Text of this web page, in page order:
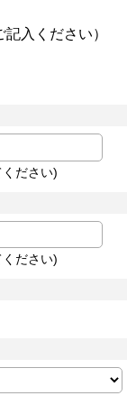
入ください）
ださい)
ださい)